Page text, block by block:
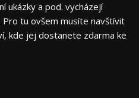
ukázky a pod. vycházejí
tu ovšem musíte navštívit
kde jej dostanete zdarma ke